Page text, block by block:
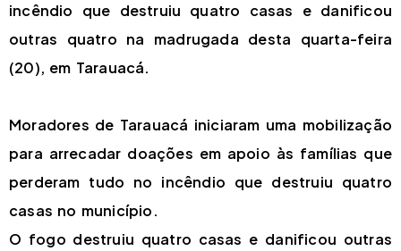
incêndio que destruiu quatro casas e danificou
outras quatro na madrugada desta quarta-feira
(20), em Tarauacá.
Moradores de Tarauacá iniciaram uma mobilização
para arrecadar doações em apoio às famílias que
perderam tudo no incêndio que destruiu quatro
casas no município.
O fogo destruiu quatro casas e danificou outras